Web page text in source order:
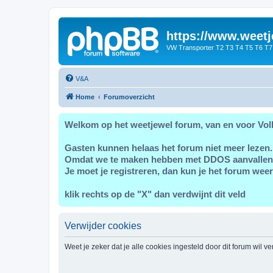
https://
VW Transporter T2 T3 T4 T5 T6
V&A
Home Forumoverzicht
Welkom op het weetjewel forum, van en voor
Gasten kunnen helaas het forum niet meer lezen.
Omdat we te maken hebben met DDOS
Je moet je registreren, dan kun je het forum
klik rechts op de "X" dan verdwijnt dit veld
Verwijder cookies
Weet je zeker dat je alle cookies ingesteld door dit forum wil